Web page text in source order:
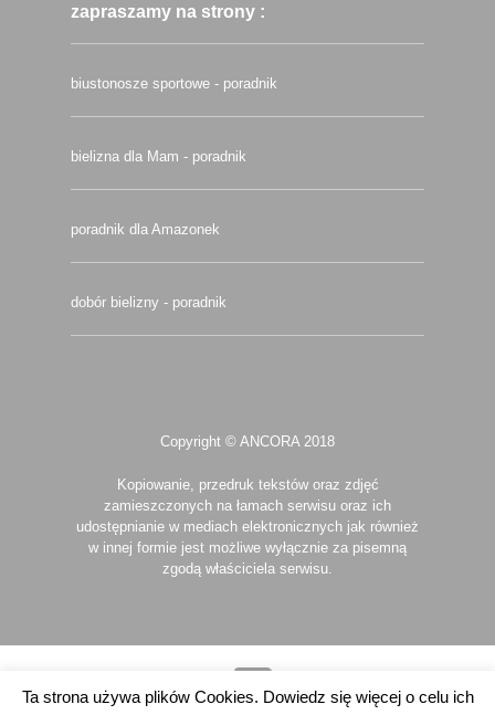
zapraszamy na strony :
biustonosze sportowe - poradnik
bielizna dla Mam - poradnik
poradnik dla Amazonek
dobór bielizny - poradnik
Copyright © ANCORA 2018
Kopiowanie, przedruk tekstów oraz zdjęć
zamieszczonych na łamach serwisu oraz ich
udostępnianie w mediach elektronicznych jak również
w innej formie jest możliwe wyłącznie za pisemną
zgodą właściciela serwisu.
Ta strona używa plików Cookies. Dowiedz się więcej o celu ich